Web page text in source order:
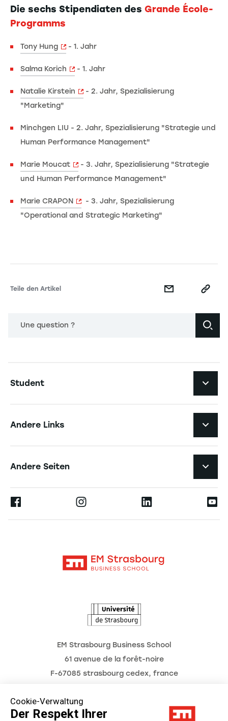
Cookie-Verwaltung
Der Respekt Ihrer
Die sechs Stipendiaten des Grande École-
Programms
Tony Hung - 1. Jahr
Salma Korich - 1. Jahr
Natalie Kirstein
- 2. Jahr, Spezialisierung
"Marketing"
Minchgen LIU - 2. Jahr, Spezialisierung "Strategie und
Human Performance Management"
Marie Moucat
- 3. Jahr, Spezialisierung "Strategie
und Human Performance Management"
Marie CRAPON
- 3. Jahr, Spezialisierung
"Operational and Strategic Marketing"
Teile den Artikel
Une question ?
Student
Forschung
Andere Links
Andere Seiten
Ernest
EM Strasbourg Business School
61 avenue de la forêt-noire
F-67085 strasbourg cedex, france